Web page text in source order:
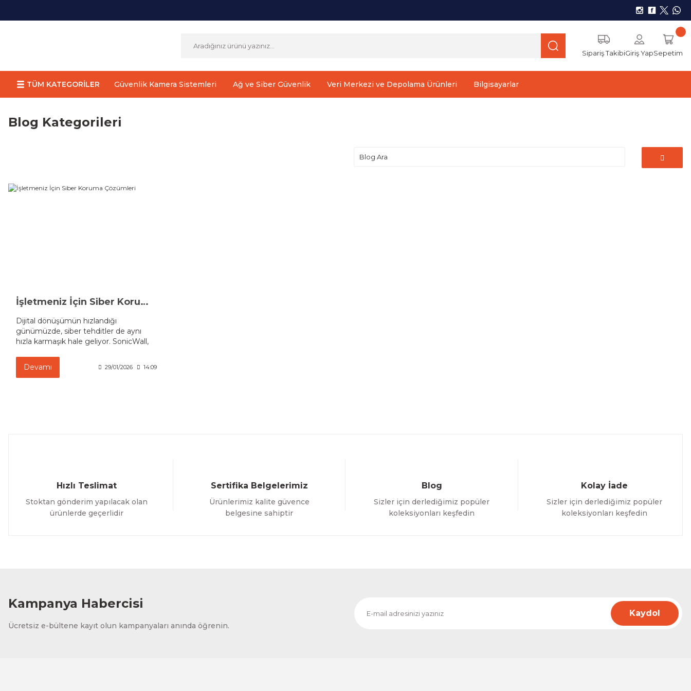
Sipariş TakibiGiriş YapSepetim
TÜM KATEGORİLER Güvenlik Kamera Sistemleri Ağ ve Siber Güvenlik Veri Merkezi ve Depolama Ürünleri Bilgisayarlar
Blog Kategorileri
İşletmeniz İçin Siber Koruma Çözümleri
Dijital dönüşümün hızlandığı
günümüzde, siber tehditler de aynı
hızla karmaşık hale geliyor. SonicWall,
merkezl...
Devamı 29/01/2026 14:09
Hızlı Teslimat
Stoktan gönderim yapılacak olan
ürünlerde geçerlidir
Sertifika Belgelerimiz
Ürünlerimiz kalite güvence
belgesine sahiptir
Blog
Sizler için derlediğimiz popüler
koleksiyonları keşfedin
Kolay İade
Sizler için derlediğimiz popüler
koleksiyonları keşfedin
Kampanya Habercisi
Ücretsiz e-bültene kayıt olun kampanyaları anında öğrenin.
Kaydol